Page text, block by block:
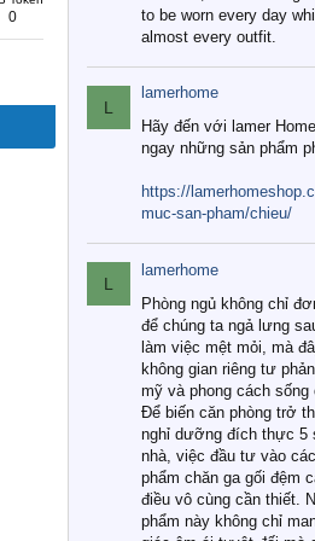
0
to be worn every day
almost every outfit.
L
lamerhome
Hãy đến với lamer
ngay những sản phẩm
https://
muc-san-pham/chieu/
L
lamerhome
Phòng ngủ không chỉ
để chúng ta ngả lưng
làm việc mệt mỏi, mà
không gian riêng tư
mỹ và phong cách sống
Để biến căn phòng trở
nghỉ dưỡng đích thực 5
nhà, việc đầu tư vào
phẩm chăn ga gối đệm
điều vô cùng cần thiết.
phẩm này không chỉ